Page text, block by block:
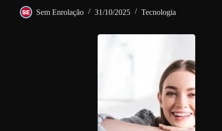
Sem Enrolação 31/10/2025 Tecnologia